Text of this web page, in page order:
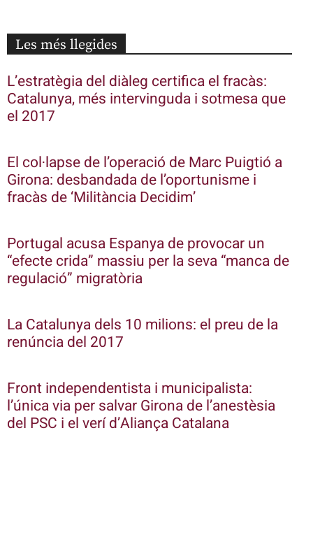
Les més llegides
L’estratègia del diàleg certifica el fracàs:
Catalunya, més intervinguda i sotmesa que
el 2017
El col·lapse de l’operació de Marc Puigtió a
Girona: desbandada de l’oportunisme i
fracàs de ‘Militància Decidim’
Portugal acusa Espanya de provocar un
“efecte crida” massiu per la seva “manca de
regulació” migratòria
La Catalunya dels 10 milions: el preu de la
renúncia del 2017
Front independentista i municipalista:
l’única via per salvar Girona de l’anestèsia
del PSC i el verí d’Aliança Catalana